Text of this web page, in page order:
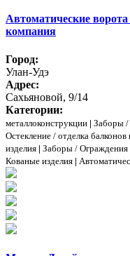
Автоматические ворота
компания
Город:
Улан-Удэ
Адрес:
Сахьяновой, 9/14
Категории:
металлоконструкции | Заборы
Остекление / отделка
изделия | Заборы / Ограждения
Кованые изделия |